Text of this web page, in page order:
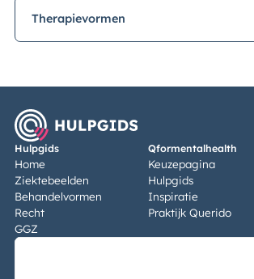
Therapievormen
Hulpgids
Home
Ziektebeelden
Behandelvormen
Recht
GGZ
Qformentalhealth
Keuzepagina
Hulpgids
Inspiratie
Praktijk Querido